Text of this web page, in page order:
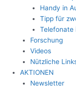
Handy in
Tipp für
Telefonate
Forschung
Videos
Nützliche
AKTIONEN
Newsletter